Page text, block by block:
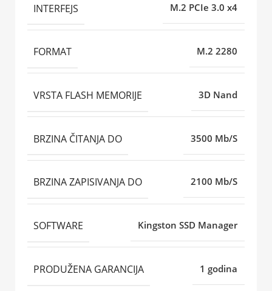
INTERFEJS M.2 PCIe 3.0 x4
FORMAT M.2 2280
VRSTA FLASH MEMORIJE 3D Nand
BRZINA ČITANJA DO 3500 Mb/S
BRZINA ZAPISIVANJA DO 2100 Mb/S
SOFTWARE Kingston SSD Manager
PRODUŽENA GARANCIJA 1 godina